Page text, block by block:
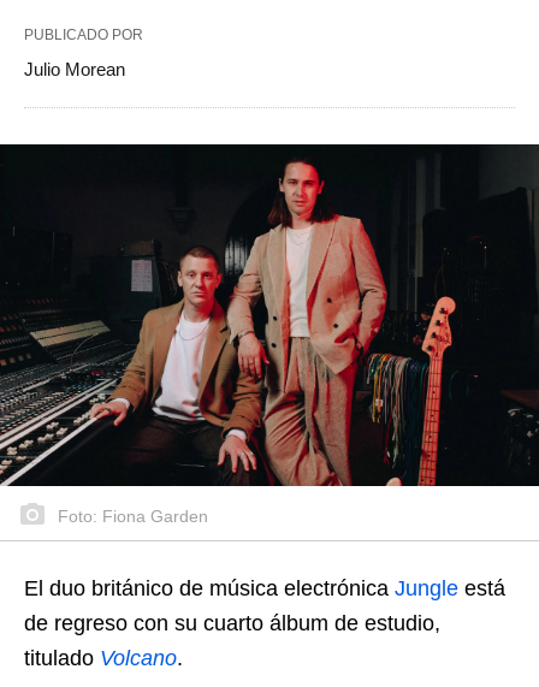
PUBLICADO POR
Julio Morean
Foto: Fiona Garden
El duo británico de música electrónica Jungle está
de regreso con su cuarto álbum de estudio,
titulado Volcano.